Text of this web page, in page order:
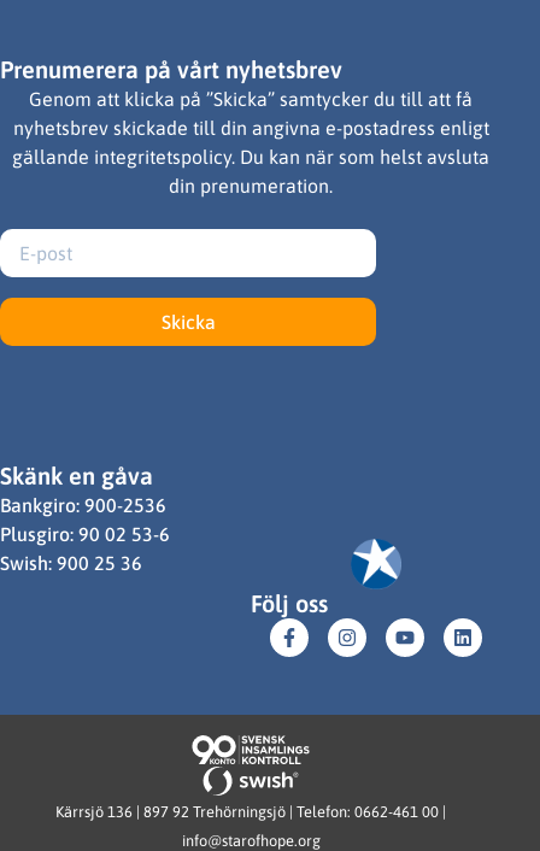
Prenumerera på vårt nyhetsbrev
Genom att klicka på ”Skicka” samtycker du till att få
nyhetsbrev skickade till din angivna e-postadress enligt
gällande integritetspolicy. Du kan när som helst avsluta
din prenumeration.
Skicka
Skänk en gåva
Bankgiro: 900-2536
Plusgiro: 90 02 53-6
Swish: 900 25 36
Följ oss
Kärrsjö 136 | 897 92 Trehörningsjö | Telefon: 0662-461 00 |
info@starofhope.org